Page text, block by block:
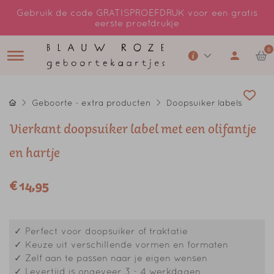
Gebruik de code GRATISPROEFDRUK voor een gratis
eerste proefdrukje
0
Geboorte - extra producten Doopsuiker labels
Vierkant doopsuiker label met een olifantje
en hartje
€ 14,95
✓ Perfect voor doopsuiker of traktatie
✓ Keuze uit verschillende vormen en formaten
✓ Zelf aan te passen naar je eigen wensen
✓ Levertijd is ongeveer 3 - 4 werkdagen